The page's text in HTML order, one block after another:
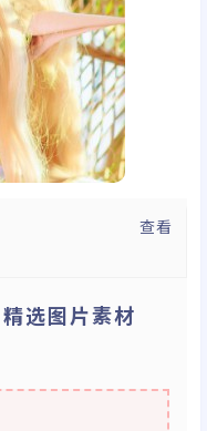
查看
选图片素材